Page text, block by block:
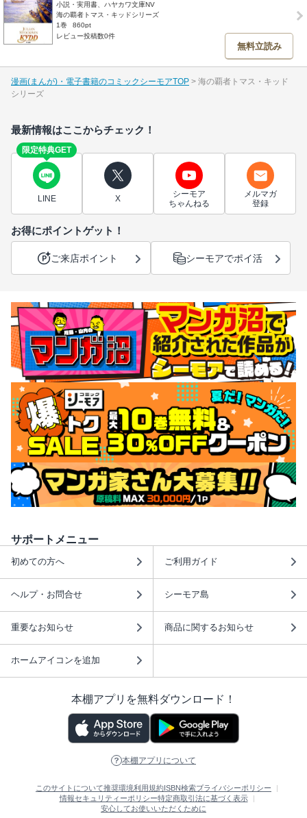
小説・実用書、ハヤカワ文庫NV
海の覇者トマス・キッドシリーズ
1巻
860pt
レビュー投稿数0件
無料立読み
漫画(まんが)・電子書籍のコミックシーモアTOP
海の覇者トマス・キッド
シリーズ
最新情報はここからチェック！
限定特典GET
LINE X
シーモア
ちゃんねる
メルマガ
登録
お得にポイントゲット！
ご来店ポイント シーモアでポイ活
サポートメニュー
初めての方へ ご利用ガイド
ヘルプ・お問合せ シーモア島
重要なお知らせ 商品に関するお知らせ
ホームアイコンを追加
本棚アプリを無料ダウンロード！
本棚アプリについて
このサイトについて推奨環境利用規約 ISBN検索プライバシーポリシー
情報セキュリティーポリシー特定商取引法に基づく表示
安心してお使いいただくために